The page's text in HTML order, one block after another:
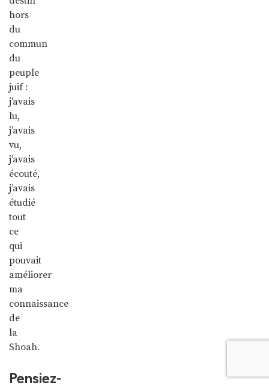
hors
du
commun
du
peuple
juif :
j’avais
lu,
j’avais
vu,
j’avais
écouté,
j’avais
étudié
tout
ce
qui
pouvait
améliorer
ma
connaissance
de
la
Shoah.
Pensiez-